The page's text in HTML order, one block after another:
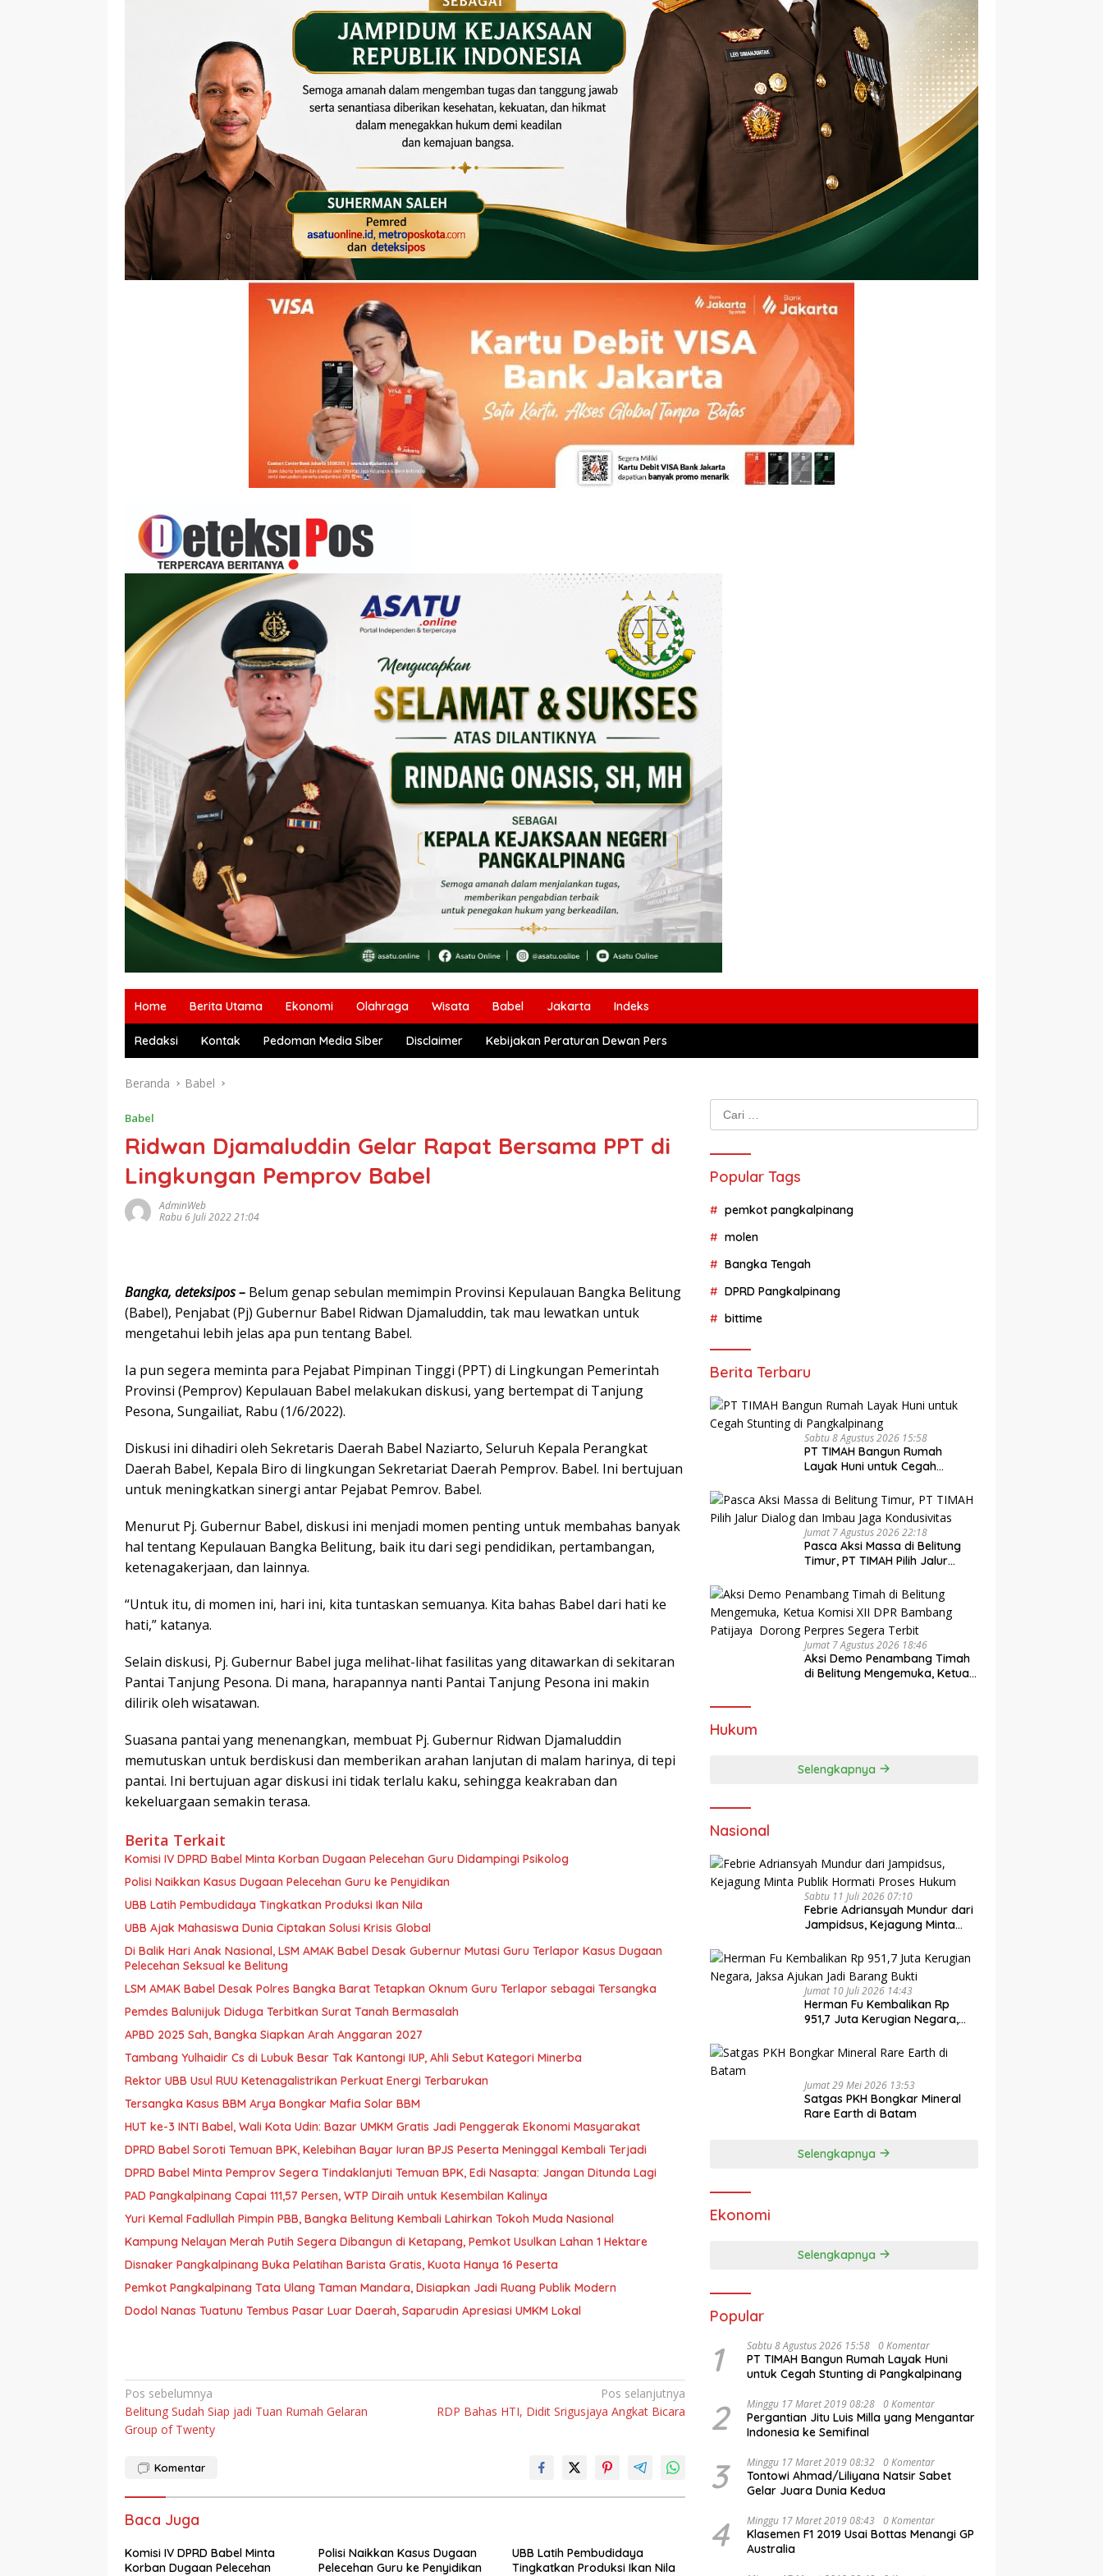
Home Berita Utama Ekonomi Olahraga Wisata Babel Jakarta Indeks
Redaksi Kontak Pedoman Media Siber Disclaimer Kebijakan Peraturan Dewan Pers
Beranda Babel
Babel
Ridwan Djamaluddin Gelar Rapat Bersama PPT di
Lingkungan Pemprov Babel
AdminWeb
Rabu 6 Juli 2022 21:04
Bangka, deteksipos – Belum genap sebulan memimpin Provinsi Kepulauan Bangka Belitung
(Babel), Penjabat (Pj) Gubernur Babel Ridwan Djamaluddin, tak mau lewatkan untuk
mengetahui lebih jelas apa pun tentang Babel.
Ia pun segera meminta para Pejabat Pimpinan Tinggi (PPT) di Lingkungan Pemerintah
Provinsi (Pemprov) Kepulauan Babel melakukan diskusi, yang bertempat di Tanjung
Pesona, Sungailiat, Rabu (1/6/2022).
Diskusi ini dihadiri oleh Sekretaris Daerah Babel Naziarto, Seluruh Kepala Perangkat
Daerah Babel, Kepala Biro di lingkungan Sekretariat Daerah Pemprov. Babel. Ini bertujuan
untuk meningkatkan sinergi antar Pejabat Pemrov. Babel.
Menurut Pj. Gubernur Babel, diskusi ini menjadi momen penting untuk membahas banyak
hal tentang Kepulauan Bangka Belitung, baik itu dari segi pendidikan, pertambangan,
ketenagakerjaan, dan lainnya.
“Untuk itu, di momen ini, hari ini, kita tuntaskan semuanya. Kita bahas Babel dari hati ke
hati,” katanya.
Selain diskusi, Pj. Gubernur Babel juga melihat-lihat fasilitas yang ditawarkan di sekitaran
Pantai Tanjung Pesona. Di mana, harapannya nanti Pantai Tanjung Pesona ini makin
dilirik oleh wisatawan.
Suasana pantai yang menenangkan, membuat Pj. Gubernur Ridwan Djamaluddin
memutuskan untuk berdiskusi dan memberikan arahan lanjutan di malam harinya, di tepi
pantai. Ini bertujuan agar diskusi ini tidak terlalu kaku, sehingga keakraban dan
kekeluargaan semakin terasa.
Berita Terkait
Komisi IV DPRD Babel Minta Korban Dugaan Pelecehan Guru Didampingi Psikolog
Polisi Naikkan Kasus Dugaan Pelecehan Guru ke Penyidikan
UBB Latih Pembudidaya Tingkatkan Produksi Ikan Nila
UBB Ajak Mahasiswa Dunia Ciptakan Solusi Krisis Global
Di Balik Hari Anak Nasional, LSM AMAK Babel Desak Gubernur Mutasi Guru Terlapor Kasus Dugaan
Pelecehan Seksual ke Belitung
LSM AMAK Babel Desak Polres Bangka Barat Tetapkan Oknum Guru Terlapor sebagai Tersangka
Pemdes Balunijuk Diduga Terbitkan Surat Tanah Bermasalah
APBD 2025 Sah, Bangka Siapkan Arah Anggaran 2027
Tambang Yulhaidir Cs di Lubuk Besar Tak Kantongi IUP, Ahli Sebut Kategori Minerba
Rektor UBB Usul RUU Ketenagalistrikan Perkuat Energi Terbarukan
Tersangka Kasus BBM Arya Bongkar Mafia Solar BBM
HUT ke-3 INTI Babel, Wali Kota Udin: Bazar UMKM Gratis Jadi Penggerak Ekonomi Masyarakat
DPRD Babel Soroti Temuan BPK, Kelebihan Bayar Iuran BPJS Peserta Meninggal Kembali Terjadi
DPRD Babel Minta Pemprov Segera Tindaklanjuti Temuan BPK, Edi Nasapta: Jangan Ditunda Lagi
PAD Pangkalpinang Capai 111,57 Persen, WTP Diraih untuk Kesembilan Kalinya
Yuri Kemal Fadlullah Pimpin PBB, Bangka Belitung Kembali Lahirkan Tokoh Muda Nasional
Kampung Nelayan Merah Putih Segera Dibangun di Ketapang, Pemkot Usulkan Lahan 1 Hektare
Disnaker Pangkalpinang Buka Pelatihan Barista Gratis, Kuota Hanya 16 Peserta
Pemkot Pangkalpinang Tata Ulang Taman Mandara, Disiapkan Jadi Ruang Publik Modern
Dodol Nanas Tuatunu Tembus Pasar Luar Daerah, Saparudin Apresiasi UMKM Lokal
Navigasi
pos
Pos sebelumnya
Belitung Sudah Siap jadi Tuan Rumah Gelaran
Group of Twenty
Pos selanjutnya
RDP Bahas HTI, Didit Srigusjaya Angkat Bicara
Komentar
Baca Juga
Komisi IV DPRD Babel Minta
Korban Dugaan Pelecehan
Polisi Naikkan Kasus Dugaan
Pelecehan Guru ke Penyidikan
UBB Latih Pembudidaya
Tingkatkan Produksi Ikan Nila
Popular Tags
pemkot pangkalpinang
molen
Bangka Tengah
DPRD Pangkalpinang
bittime
Berita Terbaru
Sabtu 8 Agustus 2026 15:58
PT TIMAH Bangun Rumah
Layak Huni untuk Cegah
Jumat 7 Agustus 2026 22:18
Pasca Aksi Massa di Belitung
Timur, PT TIMAH Pilih Jalur
Kondusivitas
Jumat 7 Agustus 2026 18:46
Aksi Demo Penambang Timah
di Belitung Mengemuka, Ketua
Hukum
Selengkapnya
Nasional
Sabtu 11 Juli 2026 07:10
Febrie Adriansyah Mundur dari
Jampidsus, Kejagung Minta
Jumat 10 Juli 2026 14:43
Herman Fu Kembalikan Rp
951,7 Juta Kerugian Negara,
Bukti
Jumat 29 Mei 2026 13:53
Satgas PKH Bongkar Mineral
Selengkapnya
Ekonomi
Selengkapnya
Popular
1 Sabtu 8 Agustus 2026 15:58 0 Komentar
PT TIMAH Bangun Rumah Layak Huni
untuk Cegah Stunting di Pangkalpinang
2 Minggu 17 Maret 2019 08:28 0 Komentar
Pergantian Jitu Luis Milla yang Mengantar
Indonesia ke Semifinal
3 Minggu 17 Maret 2019 08:32 0 Komentar
Tontowi Ahmad/Liliyana Natsir Sabet
Gelar Juara Dunia Kedua
4 Minggu 17 Maret 2019 08:43 0 Komentar
Klasemen F1 2019 Usai Bottas Menangi GP
Australia